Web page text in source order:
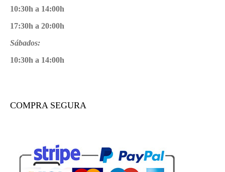
10:30h a 14:00h
17:30h a 20:00h
Sábados:
10:30h a 14:00h
COMPRA SEGURA